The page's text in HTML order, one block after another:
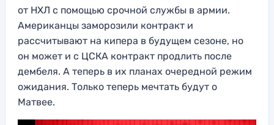
от НХЛ с помощью срочной службы в армии.
Американцы заморозили контракт и
рассчитывают на кипера в будущем сезоне, но
он может и с ЦСКА контракт продлить после
дембеля. А теперь в их планах очередной режим
ожидания. Только теперь мечтать будут о
Матвее.